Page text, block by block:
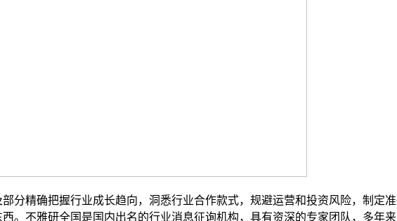
精确把握行业成长趋向，洞悉行业合作款式，规避运营和投资风险，制定
。不雅研全国是国内出名的行业消息征询机构，具有资深的专家团队，多年